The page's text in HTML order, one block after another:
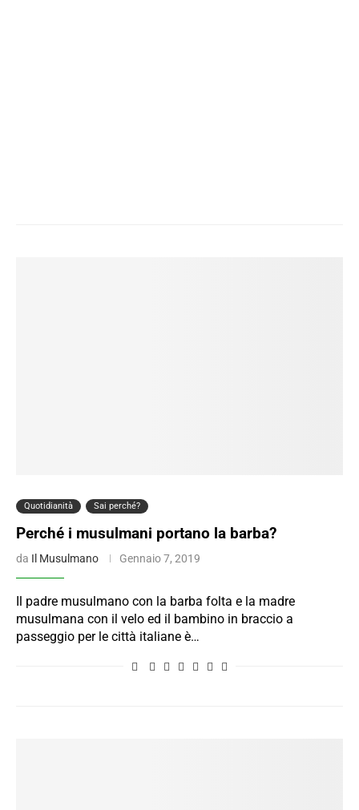
Quotidianità Sai perché?
Perché i musulmani portano la barba?
da Il Musulmano Gennaio 7, 2019
Il padre musulmano con la barba folta e la madre
musulmana con il velo ed il bambino in braccio a
passeggio per le città italiane è…